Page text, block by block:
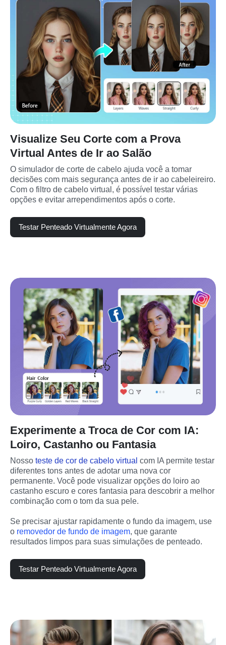
Visualize Seu Corte com a Prova
Virtual Antes de Ir ao Salão
O simulador de corte de cabelo ajuda você a tomar
decisões com mais segurança antes de ir ao cabeleireiro.
Com o filtro de cabelo virtual, é possível testar várias
opções e evitar arrependimentos após o corte.
Testar Penteado Virtualmente Agora
Experimente a Troca de Cor com IA:
Loiro, Castanho ou Fantasia
Nosso teste de cor de cabelo virtual com IA permite testar
diferentes tons antes de adotar uma nova cor
permanente. Você pode visualizar opções do loiro ao
castanho escuro e cores fantasia para descobrir a melhor
combinação com o tom da sua pele.
Se precisar ajustar rapidamente o fundo da imagem, use
o removedor de fundo de imagem, que garante
resultados limpos para suas simulações de penteado.
Testar Penteado Virtualmente Agora